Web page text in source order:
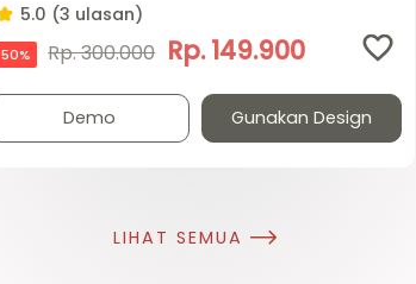
5.0 (3 ulasan)
50% Rp. 300.000 Rp. 149.900
Demo Gunakan Design
LIHAT SEMUA